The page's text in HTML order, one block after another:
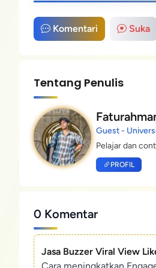
Komentari Suka
Tentang Penulis
Guest -
Pelajar dan
PROFIL
0 Komentar
Jasa Buzzer Viral View